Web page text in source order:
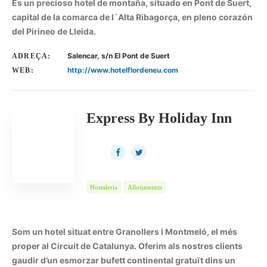
Es un precioso hotel de montaña, situado en Pont de Suert,
capital de la comarca de l´Alta Ribagorça, en pleno corazón
del Pirineo de Lleida.
ADREÇA: Salencar, s/n El Pont de Suert
WEB: http://www.hotelflordeneu.com
Express By Holiday Inn
Hostaleria Allotjaments
Som un hotel situat entre Granollers i Montmeló, el més
proper al Circuit de Catalunya. Oferim als nostres clients
gaudir d’un esmorzar bufett continental gratuït dins un